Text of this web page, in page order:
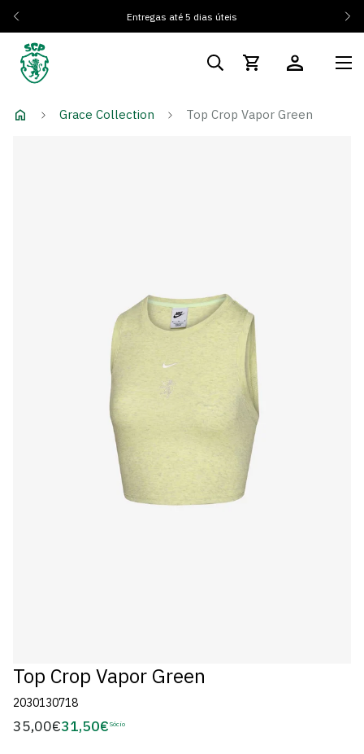
És Sócio? Regista-te e ativa os teus 10% de desconto
Tens
dúvidas? Clica Aqui
Grace Collection Top Crop Vapor Green
Top Crop Vapor Green
2030130718
Preço
35,00€Preço
31,50€ Sócio